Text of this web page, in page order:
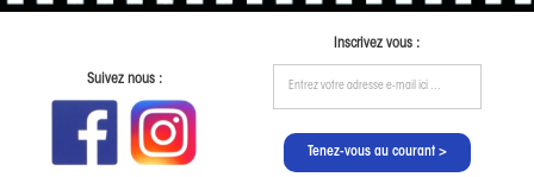
Suivez nous :
Inscrivez vous :